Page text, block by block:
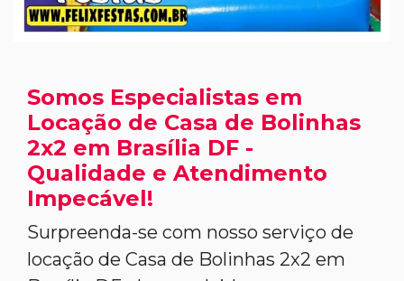
Somos Especialistas em
Locação de Casa de Bolinhas
2x2 em Brasília DF -
Qualidade e Atendimento
Impecável!
Surpreenda-se com nosso serviço de
locação de Casa de Bolinhas 2x2 em